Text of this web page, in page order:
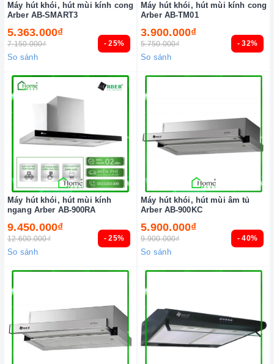
- 25%
Máy hút khói, hút mùi kính cong
Arber AB-SMART3
5.363.000₫
7.150.000₫
So sánh
- 32%
Máy hút khói, hút mùi kính cong
Arber AB-TM01
3.900.000₫
5.750.000₫
So sánh
- 25%
Máy hút khói, hút mùi kính
ngang Arber AB-900RA
9.450.000₫
12.600.000₫
So sánh
- 40%
Máy hút khói, hút mùi âm tủ
Arber AB-900KC
5.900.000₫
9.900.000₫
So sánh